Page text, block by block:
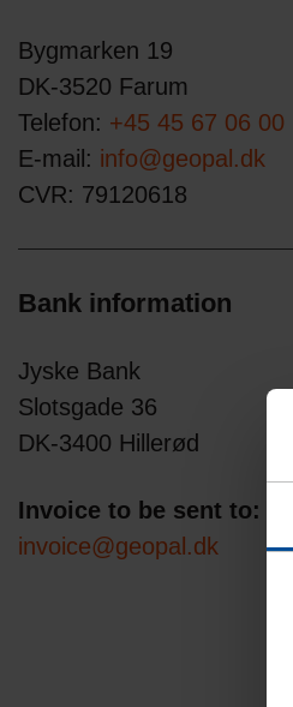
Bygmarken 19
DK-3520 Farum
Telefon: +45 45 67 06 00
E-mail: info@geopal.dk
CVR: 79120618
Bank information
Jyske Bank
Slotsgade 36
DK-3400 Hillerød
Invoice to be sent to:
invoice@geopal.dk